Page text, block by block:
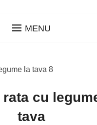
MENU
rata cu
tava